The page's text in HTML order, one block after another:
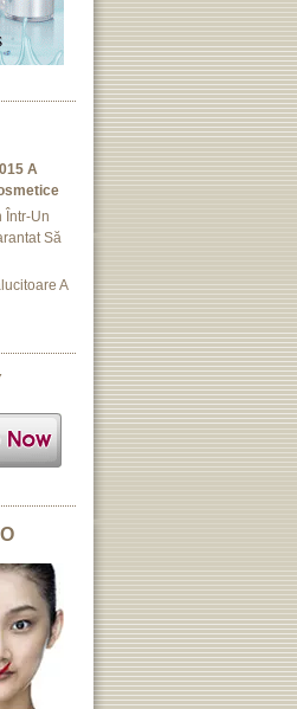
A
Într-Un
Să
A